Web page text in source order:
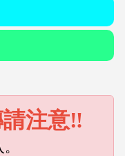
注意‼